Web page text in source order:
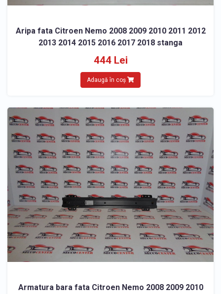
Aripa fata Citroen Nemo 2008 2009 2010 2011 2012
2013 2014 2015 2016 2017 2018 stanga
444 Lei
Adaugă în coș
Armatura bara fata Citroen Nemo 2008 2009 2010